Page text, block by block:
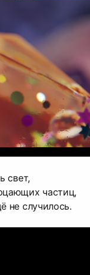
свет,
частиц,
не случилось.